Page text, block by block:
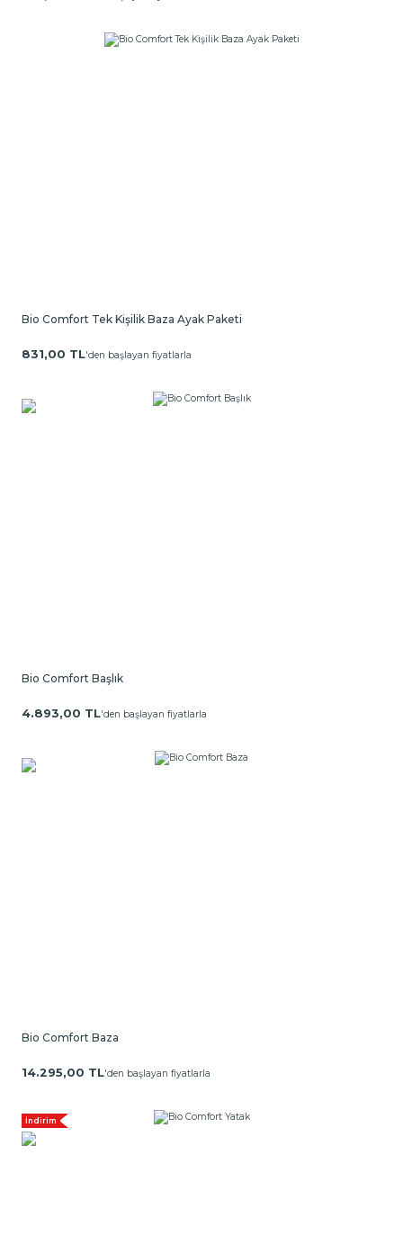
Bio Comfort Tek Kişilik Baza Ayak Paketi
831,00 TL'den başlayan fiyatlarla
Bio Comfort Başlık
4.893,00 TL'den başlayan fiyatlarla
Bio Comfort Baza
14.295,00 TL'den başlayan fiyatlarla
İndirim